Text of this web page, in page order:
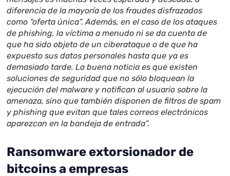
diferencia de la mayoría de los fraudes disfrazados
como “oferta única”. Además, en el caso de los ataques
de phishing, la víctima a menudo ni se da cuenta de
que ha sido objeto de un ciberataque o de que ha
expuesto sus datos personales hasta que ya es
demasiado tarde. La buena noticia es que existen
soluciones de seguridad que no sólo bloquean la
ejecución del malware y notifican al usuario sobre la
amenaza, sino que también disponen de filtros de spam
y phishing que evitan que tales correos electrónicos
aparezcan en la bandeja de entrada”.
Ransomware extorsionador de
bitcoins a empresas